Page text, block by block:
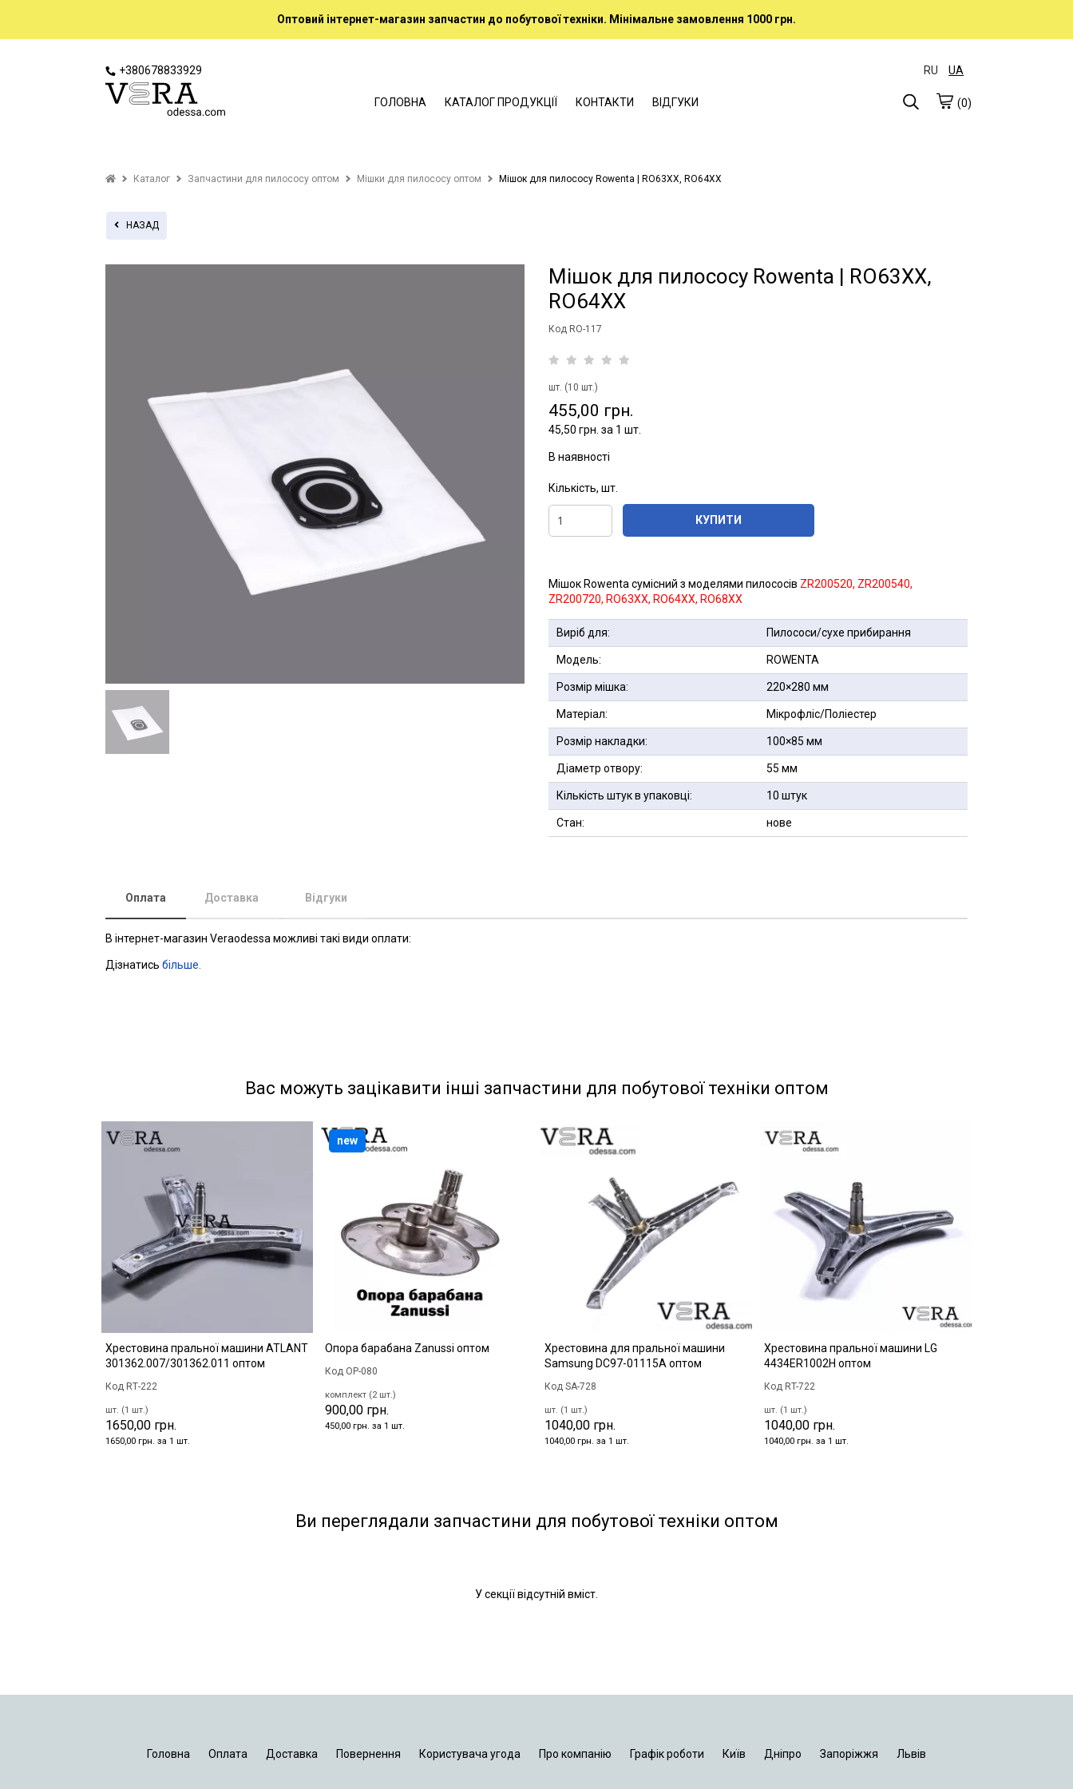
Оптовий інтернет-магазин запчастин до побутової техніки. Мінімальне замовлення 1000 грн.
+380678833929 RU UA
ГОЛОВНА КАТАЛОГ ПРОДУКЦІЇ КОНТАКТИ ВІДГУКИ (0)
Каталог Запчастини для пилососу оптом Мішки для пилососу оптом Мішок для пилососу Rowenta | RO63XX, RO64XX
НАЗАД
Мішок для пилососу Rowenta | RO63XX,
RO64XX
Код RO-117
шт. (10 шт.)
455,00 грн.
45,50 грн. за 1 шт.
В наявності
Кількість, шт.
КУПИТИ
Мішок Rowenta сумісний з моделями пилососів ZR200520, ZR200540,
ZR200720, RO63XX, RO64XX, RO68XX
Виріб для: Пилососи/сухе прибирання
Модель: ROWENTA
Розмір мішка: 220×280 мм
Матеріал: Мікрофліс/Поліестер
Розмір накладки: 100×85 мм
Діаметр отвору: 55 мм
Кількість штук в упаковці: 10 штук
Стан: нове
Оплата Доставка Відгуки
В інтернет-магазин Veraodessa можливі такі види оплати:
Дізнатись більше.
Вас можуть зацікавити інші запчастини для побутової техніки оптом
Хрестовина пральної машини ATLANT
301362.007/301362.011 оптом
Код RТ-222
шт. (1 шт.)
1650,00 грн.
1650,00 грн. за 1 шт.
Опора барабана Zanussi оптом
Код OP-080
комплект (2 шт.)
900,00 грн.
450,00 грн. за 1 шт.
new
Хрестовина для пральної машини
Samsung DC97-01115A оптом
Код SA-728
шт. (1 шт.)
1040,00 грн.
1040,00 грн. за 1 шт.
Хрестовина пральної машини LG
4434ER1002H оптом
Код RT-722
шт. (1 шт.)
1040,00 грн.
1040,00 грн. за 1 шт.
Ви переглядали запчастини для побутової техніки оптом
У секції відсутній вміст.
Головна Оплата Доставка Повернення Користувача угода Про компанію Графік роботи Київ Дніпро Запоріжжя Львів